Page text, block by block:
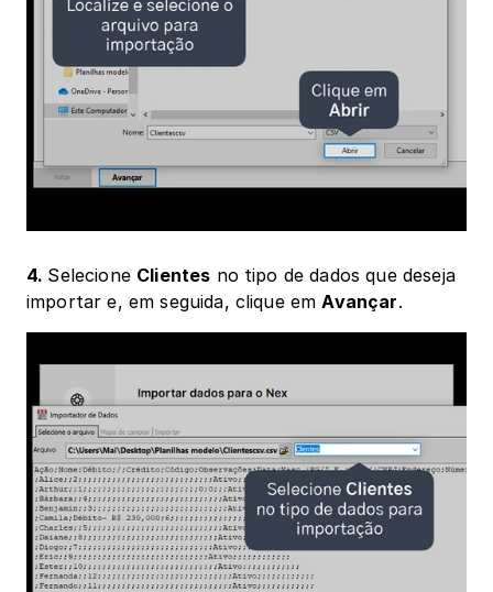
4. Selecione Clientes no tipo de dados que deseja
importar e, em seguida, clique em Avançar.